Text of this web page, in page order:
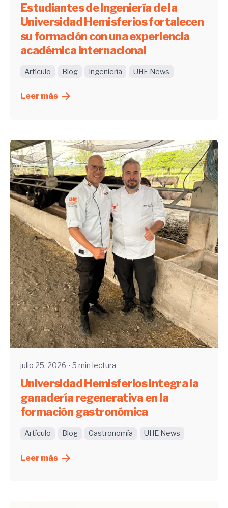
Estudiantes de Ingeniería de la
Universidad Hemisferios fortalecen
su formación con una experiencia
académica internacional
Artículo Blog Ingeniería UHE News
Leer más
Enviado por
UHE
julio 25, 2026 5 min lectura
Universidad Hemisferios integra la
ganadería regenerativa en la
formación gastronómica
Artículo Blog Gastronomía UHE News
Leer más